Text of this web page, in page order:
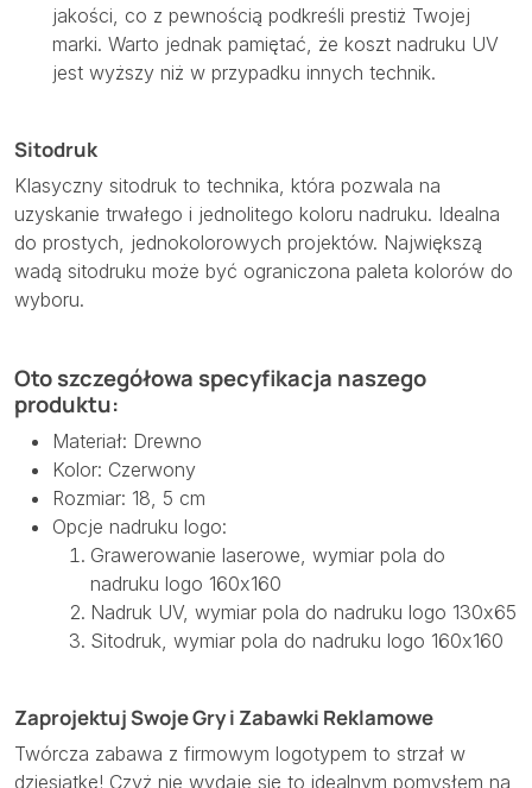
jakości, co z pewnością podkreśli prestiż Twojej
marki. Warto jednak pamiętać, że koszt nadruku UV
jest wyższy niż w przypadku innych technik.
Sitodruk
Klasyczny sitodruk to technika, która pozwala na
uzyskanie trwałego i jednolitego koloru nadruku. Idealna
do prostych, jednokolorowych projektów. Największą
wadą sitodruku może być ograniczona paleta kolorów do
wyboru.
Oto szczegółowa specyfikacja naszego
produktu:
Materiał: Drewno
Kolor: Czerwony
Rozmiar: 18, 5 cm
Opcje nadruku logo:
Grawerowanie laserowe, wymiar pola do
nadruku logo 160x160
Nadruk UV, wymiar pola do nadruku logo 130x65
Sitodruk, wymiar pola do nadruku logo 160x160
Zaprojektuj Swoje Gry i Zabawki Reklamowe
Twórcza zabawa z firmowym logotypem to strzał w
dziesiątkę! Czyż nie wydaje się to idealnym pomysłem na